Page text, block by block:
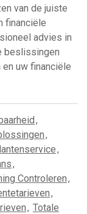
van de juiste
financiële
advies in
beslissingen
uw financiële
,
,
,
,
Controleren,
,
, Totale